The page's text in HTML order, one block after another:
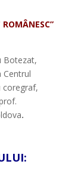
Botezat,
coregraf,
.